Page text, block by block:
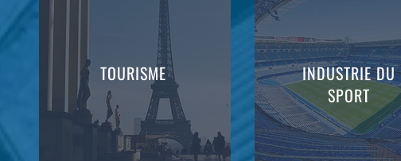
TOURISME
INDUSTRIE DU
SPORT